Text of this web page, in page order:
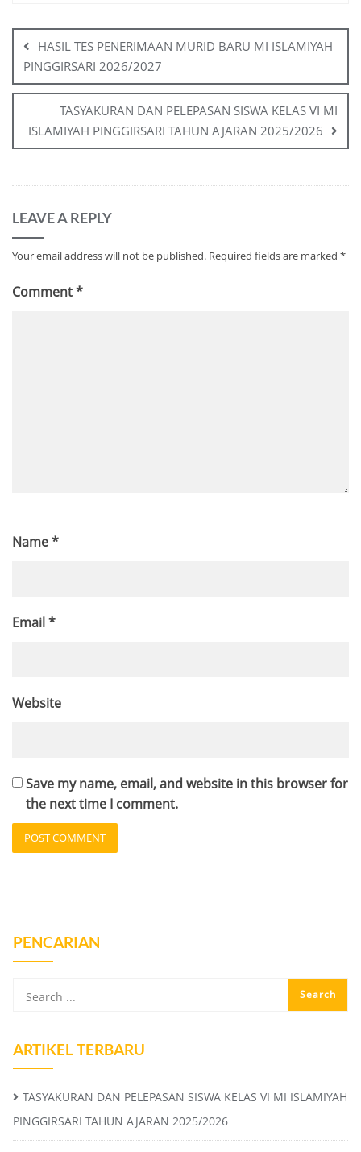
HASIL TES PENERIMAAN MURID BARU MI ISLAMIYAH
PINGGIRSARI 2026/2027
TASYAKURAN DAN PELEPASAN SISWA KELAS VI MI
ISLAMIYAH PINGGIRSARI TAHUN AJARAN 2025/2026
LEAVE A REPLY
Your email address will not be published. Required fields are marked *
Comment*
Name*
Email *
Website
Save my name, email, and website in this browser for
the next time I comment.
PENCARIAN
ARTIKEL TERBARU
TASYAKURAN DAN PELEPASAN SISWA KELAS VI MI ISLAMIYAH
PINGGIRSARI TAHUN AJARAN 2025/2026